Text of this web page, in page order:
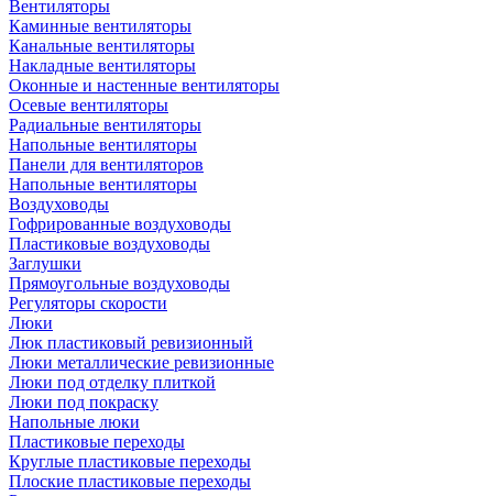
Вентиляторы
Каминные вентиляторы
Канальные вентиляторы
Накладные вентиляторы
Оконные и настенные вентиляторы
Осевые вентиляторы
Радиальные вентиляторы
Напольные вентиляторы
Панели для вентиляторов
Напольные вентиляторы
Воздуховоды
Гофрированные воздуховоды
Пластиковые воздуховоды
Заглушки
Прямоугольные воздуховоды
Регуляторы скорости
Люки
Люк пластиковый ревизионный
Люки металлические ревизионные
Люки под отделку плиткой
Люки под покраску
Напольные люки
Пластиковые переходы
Круглые пластиковые переходы
Плоские пластиковые переходы